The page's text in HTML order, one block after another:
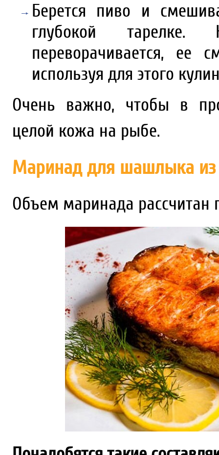
Берется пиво и
глубокой
переворачивается, ее
используя для этого
Очень важно, чтобы в
целой кожа на рыбе.
Маринад для шашлыка из
Объем маринада рассчитан